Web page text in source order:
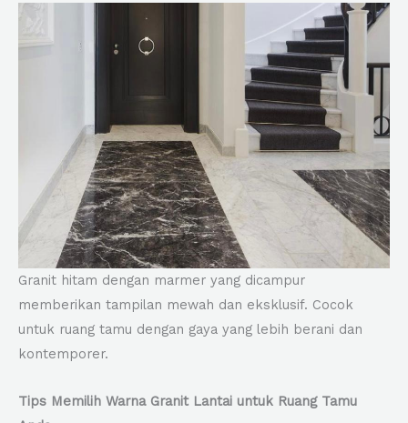
Granit hitam dengan marmer yang dicampur
memberikan tampilan mewah dan eksklusif. Cocok
untuk ruang tamu dengan gaya yang lebih berani dan
kontemporer.
Tips Memilih Warna Granit Lantai untuk Ruang Tamu